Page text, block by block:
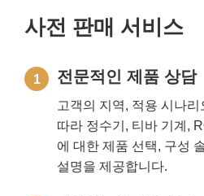
사전 판매 서비스
1 전문적인 제품 상담
고객의 지역, 적용 시나리
따라 정수기, 티바 기계,
에 대한 제품 선택, 구성
설명을 제공합니다.